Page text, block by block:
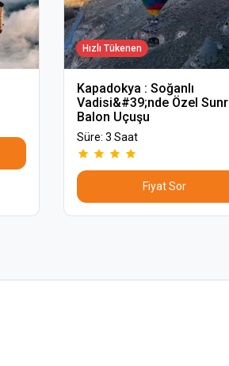
Hızlı Tükenen
Kapadokya : Soğanlı
Vadisi&#39;nde Özel
Balon Uçuşu
Süre: 3 Saat
Fiyat Sor